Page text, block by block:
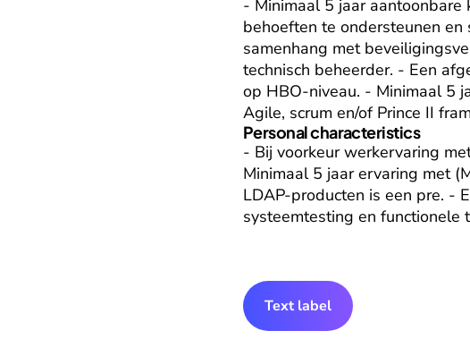
- Minimaal 5 jaar
behoeften te ondersteunen
samenhang met
technisch beheerder. - Een
op HBO-niveau. - Minimaal 5
Agile, scrum en/of Prince II
Personal characteristics
- Bij voorkeur werkervaring
Minimaal 5 jaar ervaring met
LDAP-producten is een pre. -
systeemtesting en functionele
Text label